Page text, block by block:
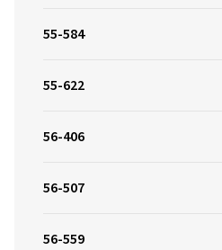
55-584
55-622
56-406
56-507
56-559